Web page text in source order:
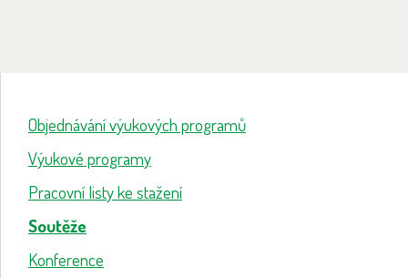
Objednávání výukových programů
Výukové programy
Pracovní listy ke stažení
Soutěže
Konference